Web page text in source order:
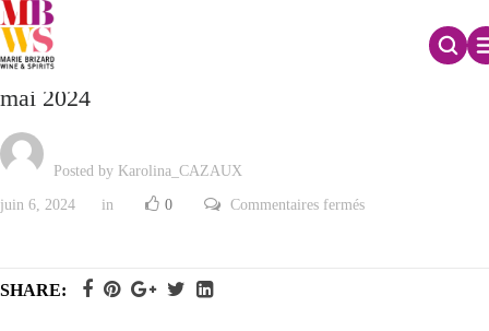
Nombre total de droits de vote et d’actions au 22
mai 2024
Posted by Karolina_CAZAUX
juin 6, 2024 in 0 Commentaires ferméssur
SHARE: